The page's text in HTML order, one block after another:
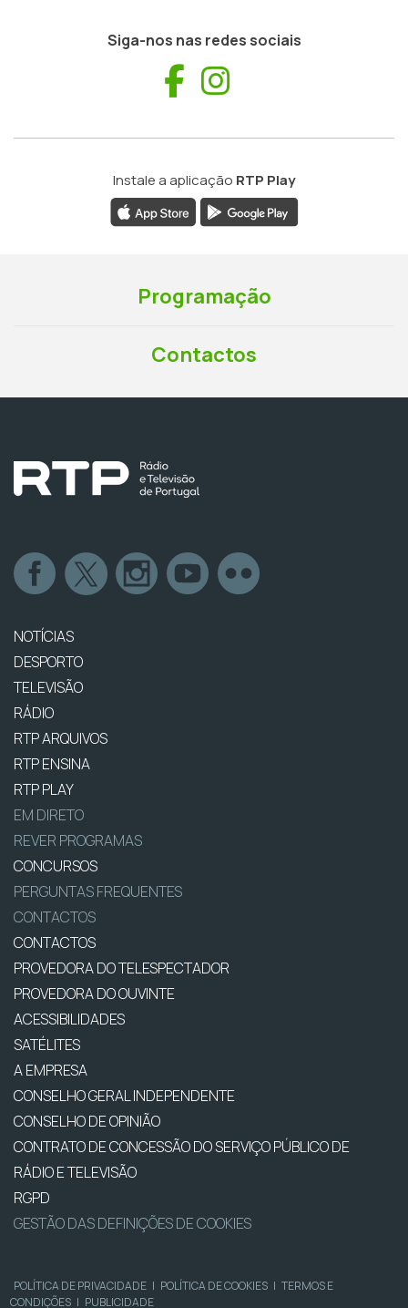
Siga-nos nas redes sociais
Facebook
Instale a aplicação RTP Play
Programação
Contactos
NOTÍCIAS
DESPORTO
TELEVISÃO
RÁDIO
RTP ARQUIVOS
RTP ENSINA
RTP PLAY
EM DIRETO
REVER PROGRAMAS
CONCURSOS
PERGUNTAS FREQUENTES
CONTACTOS
CONTACTOS
PROVEDORA DO TELESPECTADOR
PROVEDORA DO OUVINTE
ACESSIBILIDADES
SATÉLITES
A EMPRESA
CONSELHO GERAL INDEPENDENTE
CONSELHO DE OPINIÃO
CONTRATO DE CONCESSÃO DO SERVIÇO PÚBLICO DE
RÁDIO E TELEVISÃO
RGPD
GESTÃO DAS DEFINIÇÕES DE COOKIES
POLÍTICA DE PRIVACIDADE | POLÍTICA DE COOKIES | TERMOS E
CONDIÇÕES | PUBLICIDADE